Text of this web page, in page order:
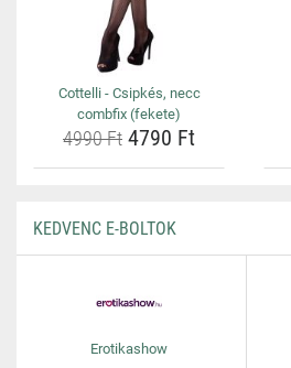
Cottelli - Csipkés, necc
combfix (fekete)
4990 Ft 4790 Ft
KEDVENC E-BOLTOK
Erotikashow